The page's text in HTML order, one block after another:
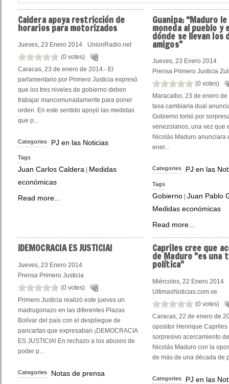
Calderaapoya restricción de
horarios para motorizados
Jueves, 23 Enero 2014
UnionRadio.net
(0 votes)
Caracas, 23 de enero de 2014.- El
parlamentario por Primero Justicia expresó
que los tres niveles de gobierno deben
trabajar mancomunadamente para poner
orden. En este sentido apoyó las medidas
que p...
Categories PJ en las Noticias
Tags
Juan Carlos Caldera
Medidas
económicas
Read more...
Guanipa:“Maduro le
moneda al pueblo y
dónde se llevan los
amigos”
Jueves, 23 Enero 2014
Prensa Primero Justicia
(0 votes)
Maracaibo, 23 de enero
tasa cambiaria dual
Gobierno tomó por
venezolanos, una vez que
Nicolás Maduro anunciara
ener...
Categories PJ en las
Tags
Gobierno |Juan Pablo
Medidas económicas
Read more...
¡DEMOCRACIAES JUSTICIA!
Jueves, 23 Enero 2014
Prensa Primero Justicia
(0 votes)
Primero Justicia realizó este jueves un
madrugonazo en las diferentes Plazas
Bolívar del país con el despliegue de
pancartas que expresaban ¡DEMOCRACIA
ES JUSTICIA! En rechazo a los abusos de
poder p...
Categories
Notas de prensa
Caprilescree que
de Maduro "es una
política"
Miércoles, 22 Enero 2014
UltimasNoticias.com.ve
(0 votes)
Caracas, 22 de enero de
opositor Henrique Capriles
sorpresivo acercamiento
Nicolás Maduro con la
de más de una década de
Categories PJ en las